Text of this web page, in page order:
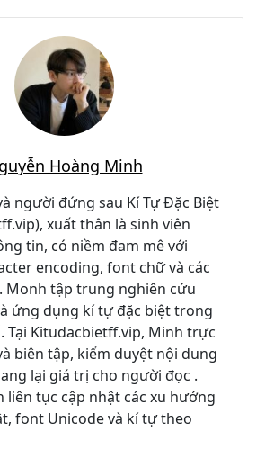
Hoàng Minh
người đứng sau Kí Tự Đặc Biệt
xuất thân là sinh viên
tin, có niềm đam mê với
encoding, font chữ và các
Monh tập trung nghiên cứu
ứng dụng kí tự đặc biệt trong
Tại Kitudacbietff.vip, Minh trực
biên tập, kiểm duyệt nội dung
lại giá trị cho người đọc .
tục cập nhật các xu hướng
font Unicode và kí tự theo